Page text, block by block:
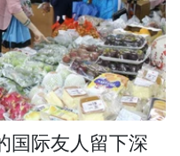
国际友人留下深